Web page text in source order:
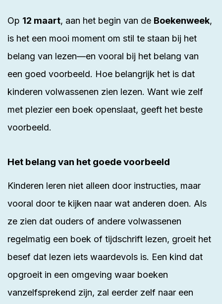
Op 12 maart, aan het begin van de Boekenweek,
is het een mooi moment om stil te staan bij het
belang van lezen—en vooral bij het belang van
een goed voorbeeld. Hoe belangrijk het is dat
kinderen volwassenen zien lezen. Want wie zelf
met plezier een boek openslaat, geeft het beste
voorbeeld.
Het belang van het goede voorbeeld
Kinderen leren niet alleen door instructies, maar
vooral door te kijken naar wat anderen doen. Als
ze zien dat ouders of andere volwassenen
regelmatig een boek of tijdschrift lezen, groeit het
besef dat lezen iets waardevols is. Een kind dat
opgroeit in een omgeving waar boeken
vanzelfsprekend zijn, zal eerder zelf naar een